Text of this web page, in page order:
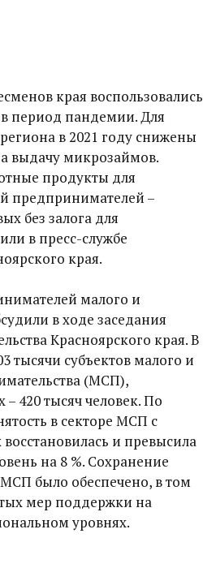
края воспользовались
период пандемии. Для
в 2021 году снижены
выдачу микрозаймов.
продукты для
предпринимателей –
без залога для
в пресс-службе
края.
малого и
в ходе заседания
Красноярского края. В
тысячи субъектов малого и
(МСП),
– 420 тысяч человек. По
в секторе МСП с
и превысила
на 8 %. Сохранение
МСП было обеспечено, в том
мер поддержки на
уровнях.